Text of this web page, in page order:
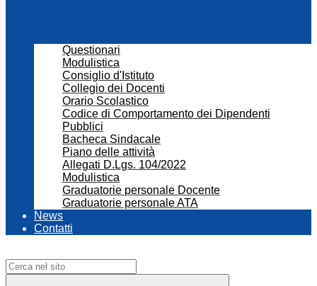
Questionari
Modulistica
Consiglio d'Istituto
Collegio dei Docenti
Orario Scolastico
Codice di Comportamento dei Dipendenti
Pubblici
Bacheca Sindacale
Piano delle attività
Allegati D.Lgs. 104/2022
Modulistica
Graduatorie personale Docente
Graduatorie personale ATA
News
Contatti